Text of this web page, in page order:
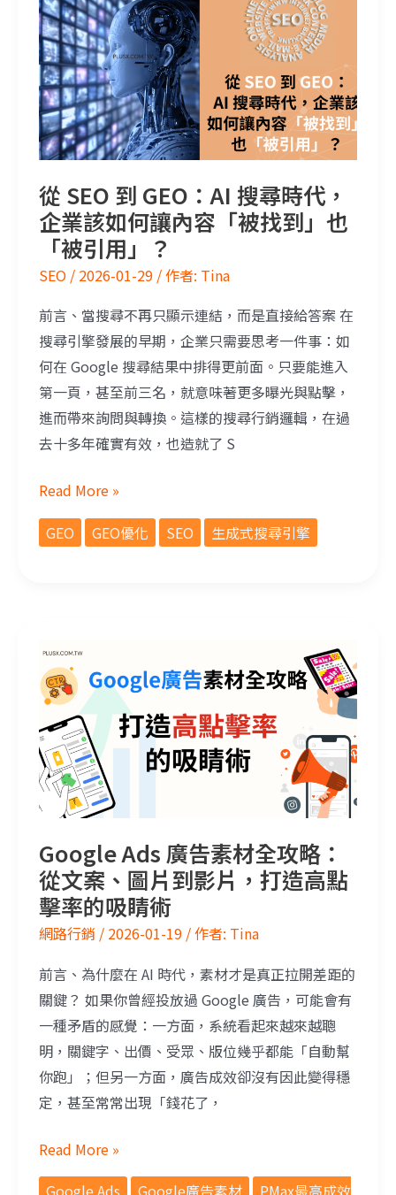
從 SEO 到 GEO：AI 搜尋時代，
企業該如何讓內容「被找到」也
「被引用」？
SEO / 2026-01-29 / 作者: Tina
前言、當搜尋不再只顯示連結，而是直接給答案 在
搜尋引擎發展的早期，企業只需要思考一件事：如
何在 Google 搜尋結果中排得更前面。只要能進入
第一頁，甚至前三名，就意味著更多曝光與點擊，
進而帶來詢問與轉換。這樣的搜尋行銷邏輯，在過
去十多年確實有效，也造就了 S
Read More »
GEO
GEO優化 SEO 生成式搜尋引擎
Google Ads 廣告素材全攻略：
從文案、圖片到影片，打造高點
擊率的吸睛術
網路行銷 / 2026-01-19 / 作者: Tina
前言、為什麼在 AI 時代，素材才是真正拉開差距的
關鍵？ 如果你曾經投放過 Google 廣告，可能會有
一種矛盾的感覺：一方面，系統看起來越來越聰
明，關鍵字、出價、受眾、版位幾乎都能「自動幫
你跑」；但另一方面，廣告成效卻沒有因此變得穩
定，甚至常常出現「錢花了，
Read More »